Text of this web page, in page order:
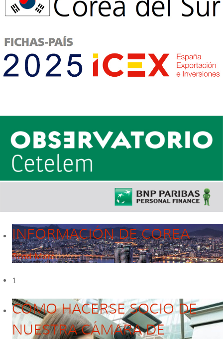
INFORMACIÓN DE COREA
Read More
1
CÓMO HACERSE SOCIO DE
NUESTRA CÁMARA DE